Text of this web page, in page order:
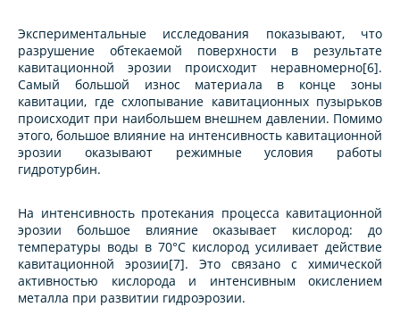
Экспериментальные исследования показывают, что
разрушение обтекаемой поверхности в результате
кавитационной эрозии происходит неравномерно[6].
Самый большой износ материала в конце зоны
кавитации, где схлопывание кавитационных пузырьков
происходит при наибольшем внешнем давлении. Помимо
этого, большое влияние на интенсивность кавитационной
эрозии оказывают режимные условия работы
гидротурбин.
На интенсивность протекания процесса кавитационной
эрозии большое влияние оказывает кислород: до
температуры воды в 70°С кислород усиливает действие
кавитационной эрозии[7]. Это связано с химической
активностью кислорода и интенсивным окислением
металла при развитии гидроэрозии.